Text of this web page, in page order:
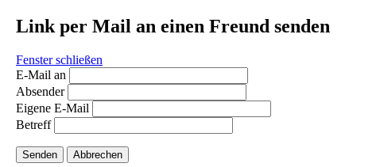
Link per Mail an einen Freund senden
Fenster schließen
E-Mail an
Absender
Eigene E-Mail
Betreff
Senden Abbrechen